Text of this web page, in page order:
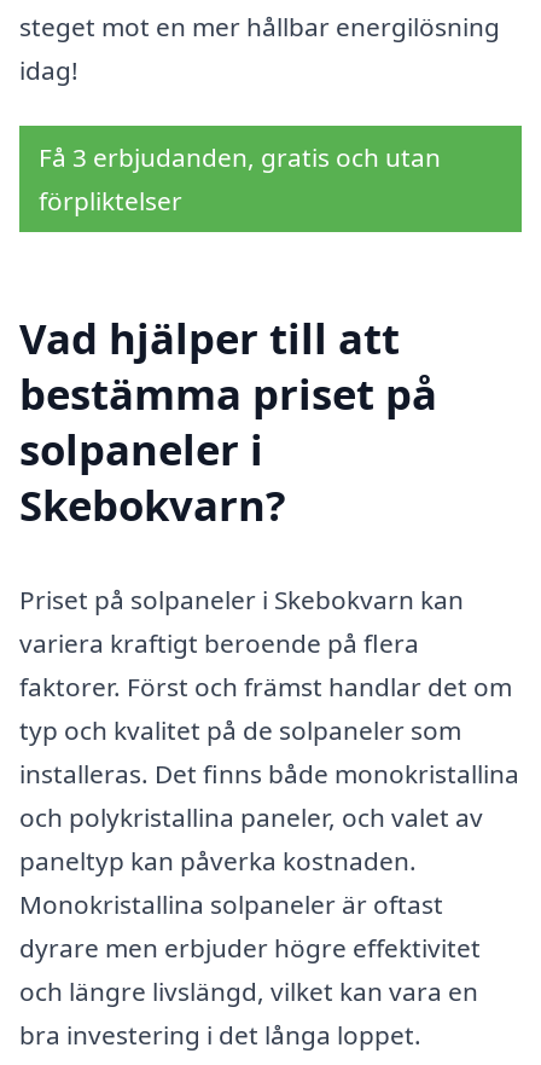
steget mot en mer hållbar energilösning
idag!
Få 3 erbjudanden, gratis och utan
förpliktelser
Vad hjälper till att
bestämma priset på
solpaneler i
Skebokvarn?
Priset på solpaneler i Skebokvarn kan
variera kraftigt beroende på flera
faktorer. Först och främst handlar det om
typ och kvalitet på de solpaneler som
installeras. Det finns både monokristallina
och polykristallina paneler, och valet av
paneltyp kan påverka kostnaden.
Monokristallina solpaneler är oftast
dyrare men erbjuder högre effektivitet
och längre livslängd, vilket kan vara en
bra investering i det långa loppet.